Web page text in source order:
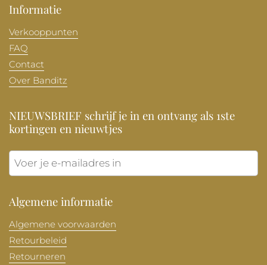
Informatie
Verkooppunten
FAQ
Contact
Over Banditz
NIEUWSBRIEF schrijf je in en ontvang als 1ste
kortingen en nieuwtjes
Algemene informatie
Algemene voorwaarden
Retourbeleid
Retourneren